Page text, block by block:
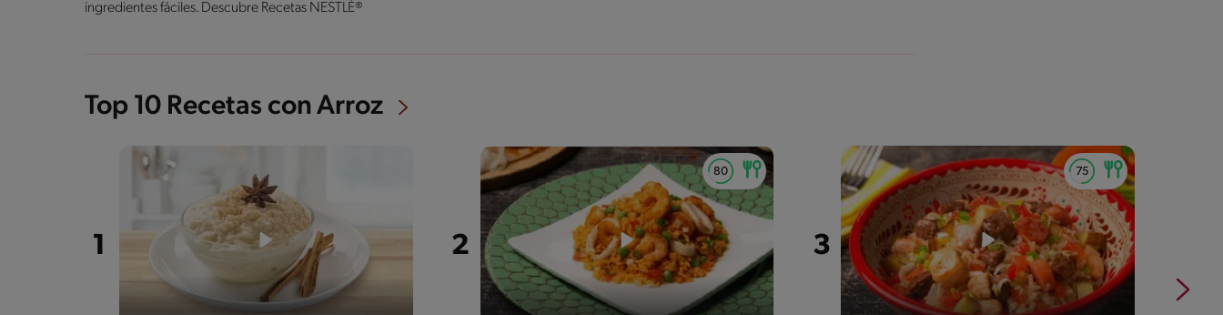
ingredientes fáciles. Descubre Recetas NESTLÉ®
Top 10 Recetas con Arroz